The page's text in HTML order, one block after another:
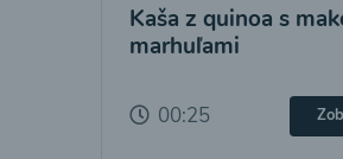
Kaša z quinoa s
marhuľami
00:25